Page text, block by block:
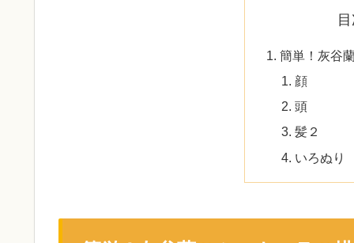
簡単！灰谷
顔
頭
髪２
いろぬり